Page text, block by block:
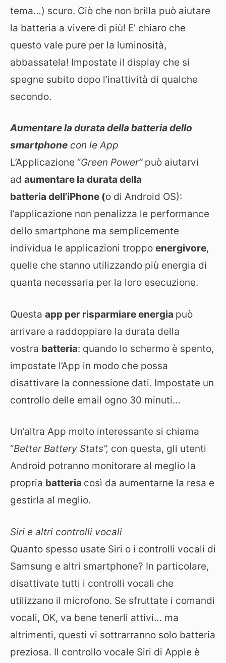
tema…) scuro. Ciò che non brilla può aiutare
la batteria a vivere di più! E’ chiaro che
questo vale pure per la luminosità,
abbassatela! Impostate il display che si
spegne subito dopo l’inattività di qualche
secondo.
Aumentare la durata della batteria dello
smartphone con le App
L’Applicazione “Green Power”può aiutarvi
ad aumentare la durata della
batteria dell’iPhone (o di Android OS):
l’applicazione non penalizza le performance
dello smartphone ma semplicemente
individua le applicazioni troppo energivore,
quelle che stanno utilizzando più energia di
quanta necessaria per la loro esecuzione.
Questa app per risparmiare energia può
arrivare a raddoppiare la durata della
vostra batteria: quando lo schermo è spento,
impostate l’App in modo che possa
disattivare la connessione dati. Impostate un
controllo delle email ogno 30 minuti…
Un’altra App molto interessante si chiama
“Better Battery Stats”, con questa, gli utenti
Android potranno monitorare al meglio la
propria batteria così da aumentarne la resa e
gestirla al meglio.
Siri e altri controlli vocali
Quanto spesso usate Siri o i controlli vocali di
Samsung e altri smartphone? In particolare,
disattivate tutti i controlli vocali che
utilizzano il microfono. Se sfruttate i comandi
vocali, OK, va bene tenerli attivi… ma
altrimenti, questi vi sottrarranno solo batteria
preziosa. Il controllo vocale Siri di Apple è